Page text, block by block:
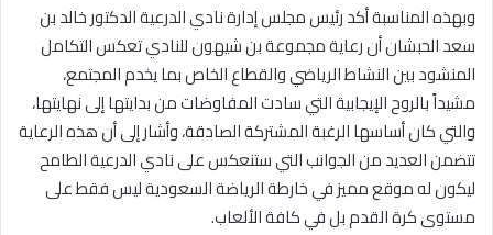
وبهذه المناسبة أكد رئيس مجلس إدارة نادي الدرعية الدكتور خالد بن
سعد الحبشان أن رعاية مجموعة بن شيهون للنادي تعكس التكامل
المنشود بين النشاط الرياضي والقطاع الخاص بما يخدم المجتمع،
مشيداً بالروح الإيجابية التي سادت المفاوضات من بدايتها إلى نهايتها،
والتي كان أساسها الرغبة المشتركة الصادقة، وأشار إلى أن هذه الرعاية
تتضمن العديد من الجوانب التي ستنعكس على نادي الدرعية الطامح
ليكون له موقع مميز في خارطة الرياضة السعودية ليس فقط على
مستوى كرة القدم بل في كافة الألعاب.